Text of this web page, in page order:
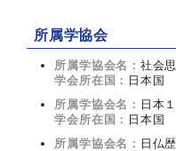
所属学協会
所属学協会名： 社会
学会所在国： 日本国
所属学協会名： 日本
学会所在国： 日本国
所属学協会名： 日仏